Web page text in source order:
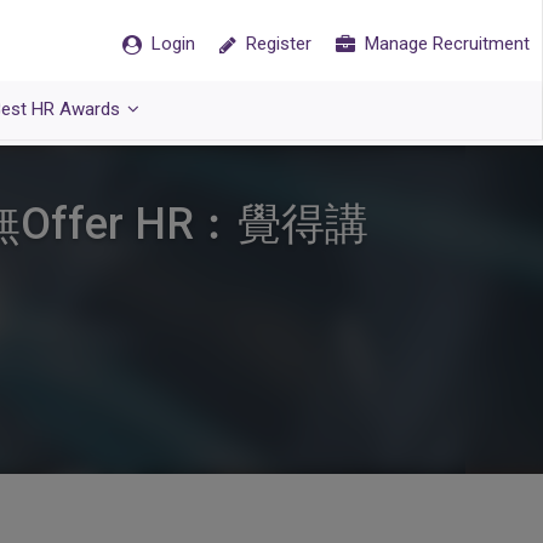
Login Register Manage Recruitment
HR Awards
Offer HR︰覺得講